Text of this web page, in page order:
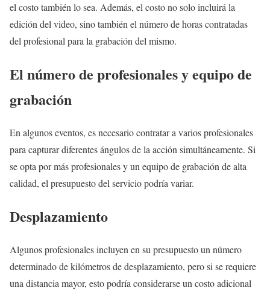
el costo también lo sea. Además, el costo no solo incluirá la
edición del video, sino también el número de horas contratadas
del profesional para la grabación del mismo.
El número de profesionales y equipo de
grabación
En algunos eventos, es necesario contratar a varios profesionales
para capturar diferentes ángulos de la acción simultáneamente. Si
se opta por más profesionales y un equipo de grabación de alta
calidad, el presupuesto del servicio podría variar.
Desplazamiento
Algunos profesionales incluyen en su presupuesto un número
determinado de kilómetros de desplazamiento, pero si se requiere
una distancia mayor, esto podría considerarse un costo adicional